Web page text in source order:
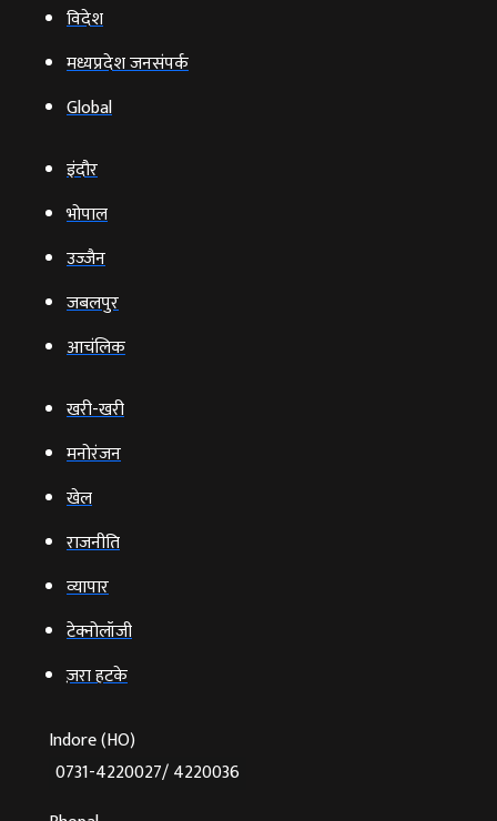
विदेश
मध्यप्रदेश जनसंपर्क
Global
इंदौर
भोपाल
उज्‍जैन
जबलपुर
आचंलिक
खरी-खरी
मनोरंजन
खेल
राजनीति
व्‍यापार
टेक्‍नोलॉजी
ज़रा हटके
Indore (HO)
0731-4220027/ 4220036